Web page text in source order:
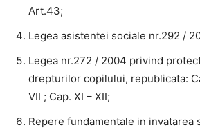
Art.43;
Legea asistentei sociale nr.292 /
Legea nr.272 / 2004 privind
drepturilor copilului, republicata:
VII ; Cap. XI – XII;
Repere fundamentale in invatarea